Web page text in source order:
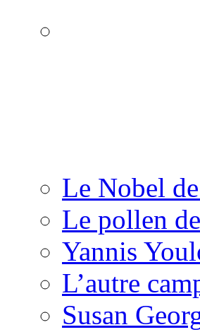
Le Nobel
Le pollen
Yannis
L’autre
Susan